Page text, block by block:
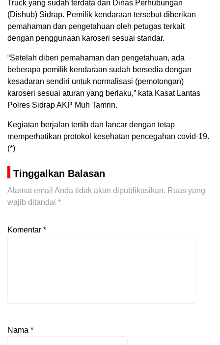
Truck yang sudah terdata dari Dinas Perhubungan
(Dishub) Sidrap. Pemilik kendaraan tersebut diberikan
pemahaman dan pengetahuan oleh petugas terkait
dengan penggunaan karoseri sesuai standar.
“Setelah diberi pemahaman dan pengetahuan, ada
beberapa pemilik kendaraan sudah bersedia dengan
kesadaran sendiri untuk normalisasi (pemotongan)
karoseri sesuai aturan yang berlaku,” kata Kasat Lantas
Polres Sidrap AKP Muh Tamrin.
Kegiatan berjalan tertib dan lancar dengan tetap
memperhatikan protokol kesehatan pencegahan covid-19.
(*)
Tinggalkan Balasan
Alamat email Anda tidak akan dipublikasikan. Ruas yang
wajib ditandai *
Komentar *
Nama *